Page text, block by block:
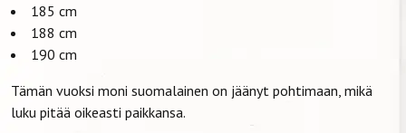
185 cm
188 cm
190 cm
Tämän vuoksi moni suomalainen on jäänyt pohtimaan, mikä
luku pitää oikeasti paikkansa.